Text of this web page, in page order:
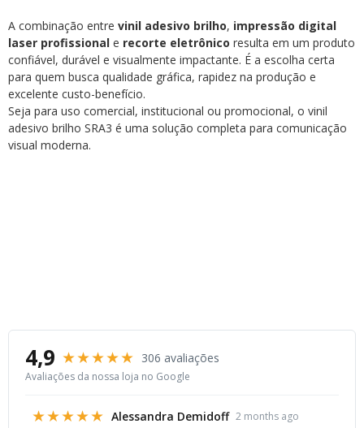
A combinação entre vinil adesivo brilho, impressão digital
laser profissional e recorte eletrônico resulta em um produto
confiável, durável e visualmente impactante. É a escolha certa
para quem busca qualidade gráfica, rapidez na produção e
excelente custo-benefício.
Seja para uso comercial, institucional ou promocional, o vinil
adesivo brilho SRA3 é uma solução completa para comunicação
visual moderna.
4,9 ★★★★★ 306 avaliações
Avaliações da nossa loja no Google
★★★★★ Alessandra Demidoff 2 months ago